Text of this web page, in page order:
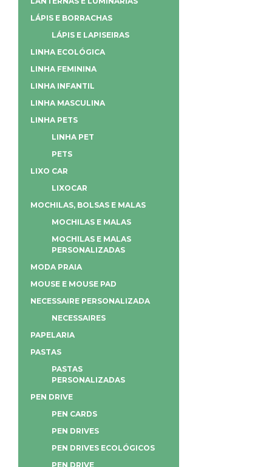
LÁPIS E BORRACHAS
LÁPIS E LAPISEIRAS
LINHA ECOLÓGICA
LINHA FEMININA
LINHA INFANTIL
LINHA MASCULINA
LINHA PETS
LINHA PET
PETS
LIXO CAR
LIXOCAR
MOCHILAS, BOLSAS E MALAS
MOCHILAS E MALAS
MOCHILAS E MALAS
PERSONALIZADAS
MODA PRAIA
MOUSE E MOUSE PAD
NECESSAIRE PERSONALIZADA
NECESSAIRES
PAPELARIA
PASTAS
PASTAS
PERSONALIZADAS
PEN DRIVE
PEN CARDS
PEN DRIVES
PEN DRIVES ECOLÓGICOS
PEN DRIVE